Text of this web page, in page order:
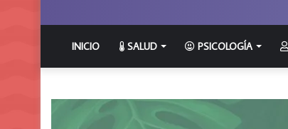
INICIO SALUD PSICOLOGÍA